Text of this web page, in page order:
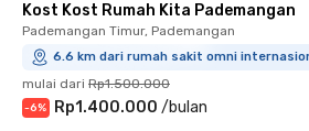
Kost Kost Rumah Kita Pademangan
Pademangan Timur, Pademangan
6.6 km dari rumah sakit omni
mulai dari Rp1.500.000
-6% Rp1.400.000 /bulan